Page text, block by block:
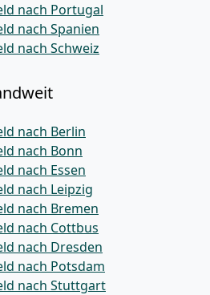
nach Portugal
nach Spanien
nach Schweiz
nach Berlin
nach Bonn
nach Essen
nach Leipzig
nach Bremen
nach Cottbus
nach Dresden
nach Potsdam
nach Stuttgart